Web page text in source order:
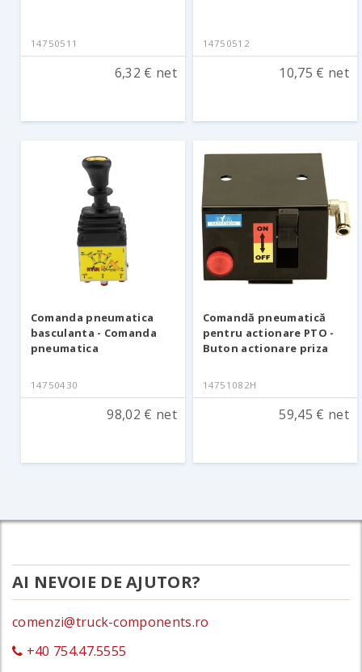
14750511
6,32 € net
14750512
10,75 € net
Comanda pneumatica
basculanta - Comanda
pneumatica
14750430
98,02 € net
Comandă pneumatică
pentru actionare PTO -
Buton actionare priza
14751082H
59,45 € net
AI NEVOIE DE AJUTOR?
comenzi@truck-components.ro
+40 754.47.5555